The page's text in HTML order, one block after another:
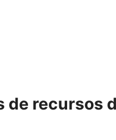
de recursos